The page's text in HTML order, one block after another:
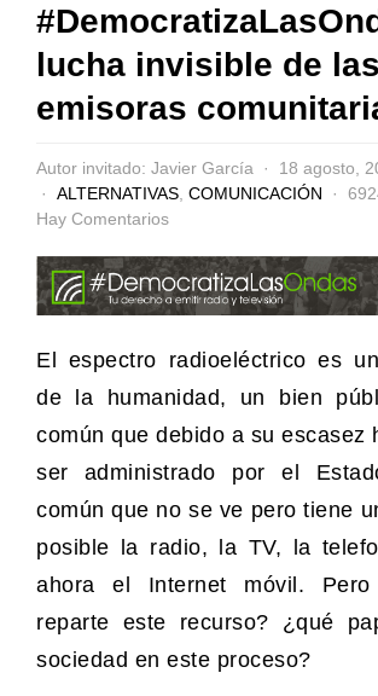
lucha invisible de las
emisoras
Autor invitado: Javier García
18 agosto,
ALTERNATIVAS COMUNICACIÓN
Hay Comentarios
El espectro radioeléctrico es
de la humanidad, un bien
común que debido a su escasez
ser administrado por el
común que no se ve pero tiene
posible la radio, la TV, la
ahora el Internet móvil.
reparte este recurso? ¿qué
sociedad en este proceso?